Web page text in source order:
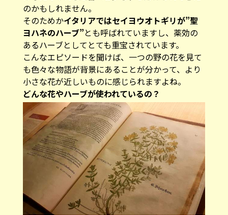
のかもしれません。
そのためかイタリアではセイヨウオトギリが”聖
ヨハネのハーブ”とも呼ばれていますし、薬効の
あるハーブとしてとても重宝されています。
こんなエピソードを聞けば、一つの野の花を見て
も色々な物語が背景にあることが分かって、より
小さな花が近しいものに感じられますよね。
どんな花やハーブが使われているの？